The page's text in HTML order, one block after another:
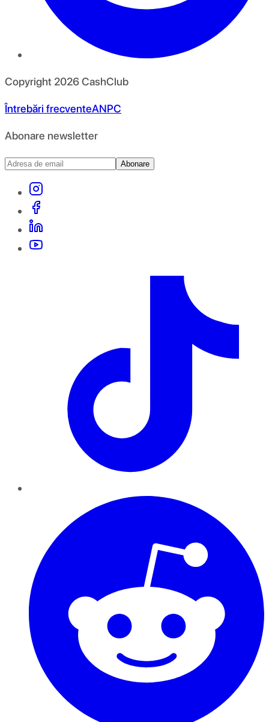
Copyright 2026CashClub
Întrebări frecventeANPC
Abonare newsletter
Abonare